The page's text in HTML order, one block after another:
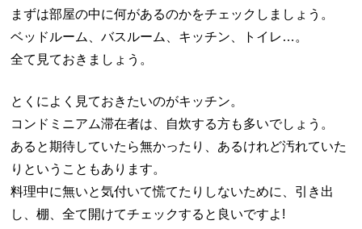
まずは部屋の中に何があるのかをチェックしましょう。
ベッドルーム、バスルーム、キッチン、トイレ…。
全て見ておきましょう。
とくによく見ておきたいのがキッチン。
コンドミニアム滞在者は、自炊する方も多いでしょう。
あると期待していたら無かったり、あるけれど汚れていた
りということもあります。
料理中に無いと気付いて慌てたりしないために、引き出
し、棚、全て開けてチェックすると良いですよ!